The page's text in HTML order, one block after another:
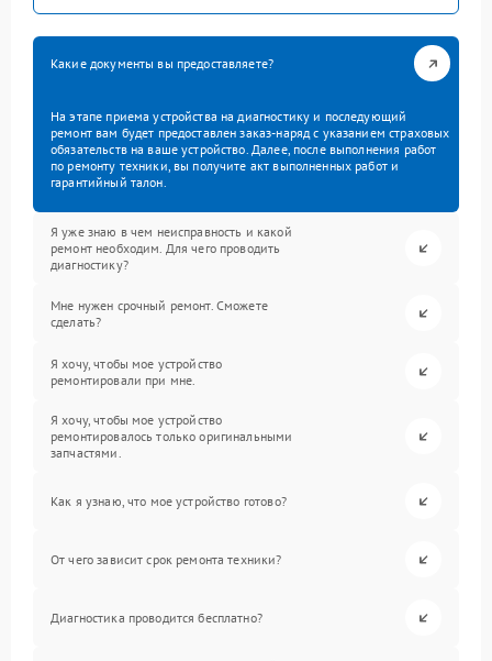
Какие документы вы предоставляете?
На этапе приема устройства на диагностику и последующий
ремонт вам будет предоставлен заказ-наряд с указанием страховых
обязательств на ваше устройство. Далее, после выполнения работ
по ремонту техники, вы получите акт выполненных работ и
гарантийный талон.
Я уже знаю в чем неисправность и какой
ремонт необходим. Для чего проводить
диагностику?
Мне нужен срочный ремонт. Сможете
сделать?
Я хочу, чтобы мое устройство
ремонтировали при мне.
Я хочу, чтобы мое устройство
ремонтировалось только оригинальными
запчастями.
Как я узнаю, что мое устройство готово?
От чего зависит срок ремонта техники?
Диагностика проводится бесплатно?